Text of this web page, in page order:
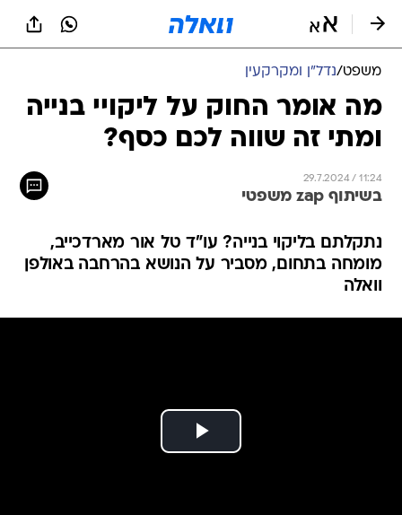
משפט/נדל"ן ומקרקעין
מה אומר החוק על ליקויי בנייה
ומתי זה שווה לכם כסף?
29.7.2024 / 11:24
בשיתוף zap משפטי
נתקלתם בליקוי בנייה? עו"ד טל אור מארדכייב,
מומחה בתחום, מסביר על הנושא בהרחבה באולפן
וואלה